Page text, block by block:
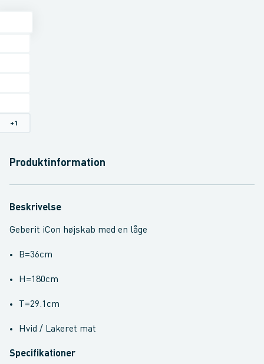
+1
Produktinformation
Beskrivelse
Geberit iCon højskab med en låge
B=36cm
H=180cm
T=29.1cm
Hvid / Lakeret mat
Specifikationer